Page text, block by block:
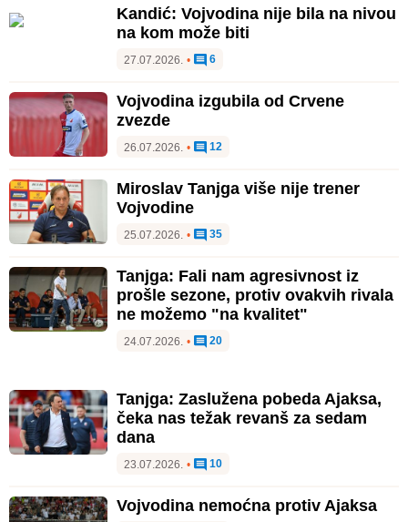
Kandić: Vojvodina nije bila na nivou
na kom može biti
27.07.2026. • 6
Vojvodina izgubila od Crvene
zvezde
26.07.2026. • 12
Miroslav Tanjga više nije trener
Vojvodine
25.07.2026. • 35
Tanjga: Fali nam agresivnost iz
prošle sezone, protiv ovakvih rivala
ne možemo "na kvalitet"
24.07.2026. • 20
Tanjga: Zaslužena pobeda Ajaksa,
čeka nas težak revanš za sedam
dana
23.07.2026. • 10
Vojvodina nemoćna protiv Ajaksa